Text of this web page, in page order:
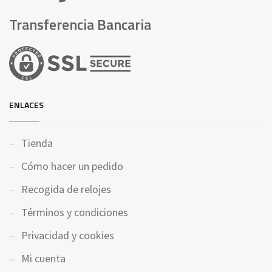
Transferencia Bancaria
ENLACES
Tienda
Cómo hacer un pedido
Recogida de relojes
Términos y condiciones
Privacidad y cookies
Mi cuenta